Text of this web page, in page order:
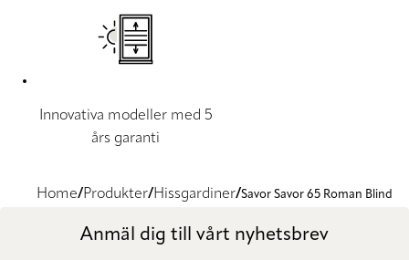
Innovativa modeller med 5
års garanti
Home Produkter Hissgardiner Savor Savor 65 Roman Blind
Anmäl dig till vårt nyhetsbrev